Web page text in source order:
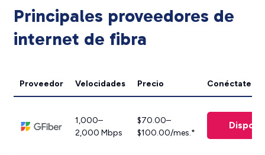
Principales proveedores de
internet de fibra
Proveedor Velocidades Precio Conéctate
1,000–
2,000 Mbps
$70.00–
$100.00/mes.*